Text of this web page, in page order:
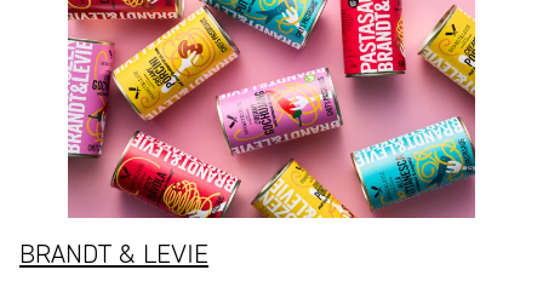
BRANDT & LEVIE